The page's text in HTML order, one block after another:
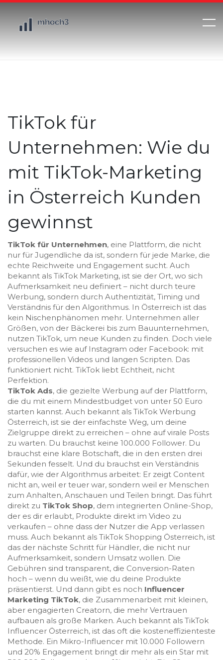
TikTok für
Unternehmen: Wie du
mit TikTok-Marketing
in Österreich Kunden
gewinnst
TikTok für Unternehmen, eine Plattform, die nicht
nur für Jugendliche da ist, sondern für jede Marke, die
echte Reichweite und Engagement sucht. Auch
bekannt als TikTok Marketing, ist sie der Ort, wo sich
Aufmerksamkeit neu definiert – nicht durch teure
Werbung, sondern durch Authentizität, Timing und
Verständnis für den Algorithmus. In Österreich ist das
kein Nischenphänomen mehr. Unternehmen aller
Größen, von der Bäckerei bis zum Bauunternehmen,
nutzen TikTok, um neue Kunden zu finden. Doch viele
versuchen es wie auf Instagram oder Facebook: mit
professionellen Videos und langen Scripten. Das
funktioniert nicht. TikTok liebt Echtheit, nicht
Perfektion.
TikTok Ads, die gezielte Werbung auf der Plattform,
die du mit einem Mindestbudget von unter 50 Euro
starten kannst. Auch bekannt als TikTok Werbung
Österreich, ist sie der einfachste Weg, um deine
Zielgruppe direkt zu erreichen – ohne auf virale Posts
zu warten. Du brauchst keine 100.000 Follower. Du
brauchst eine klare Botschaft, die in den ersten drei
Sekunden fesselt. Und du brauchst ein Verständnis
dafür, wie der Algorithmus arbeitet: Er zeigt Content
nicht an, weil er teuer war, sondern weil er Menschen
zum Anhalten, Anschauen und Teilen bringt. Das führt
direkt zu TikTok Shop, dem integrierten Online-Shop,
der es dir erlaubt, Produkte direkt im Video zu
verkaufen – ohne dass der Nutzer die App verlassen
muss. Auch bekannt als TikTok Shopping Österreich, ist
das der nächste Schritt für Händler, die nicht nur
Aufmerksamkeit, sondern Umsatz wollen. Die
Gebühren sind transparent, die Conversion-Raten
hoch – wenn du weißt, wie du deine Produkte
präsentierst. Und dann gibt es noch Influencer
Marketing TikTok, die Zusammenarbeit mit kleinen,
aber engagierten Creatorn, die mehr Vertrauen
aufbauen als große Marken. Auch bekannt als TikTok
Influencer Österreich, ist das oft die kosteneffizienteste
Methode. Ein Mikro-Influencer mit 10.000 Followern
und 20% Engagement bringt dir mehr als ein Star mit